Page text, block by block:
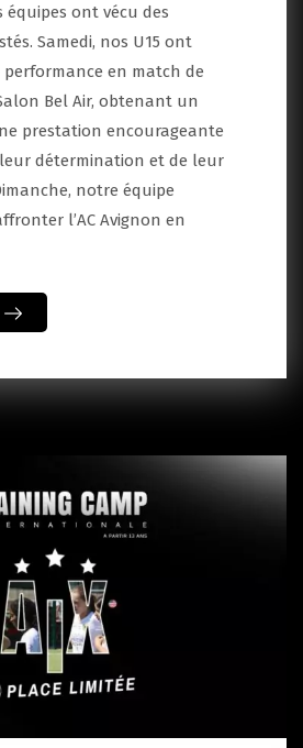
équipes ont vécu des
Samedi, nos U15 ont
en match de
Bel Air, obtenant un
prestation encourageante
détermination et de leur
notre équipe
l’AC Avignon en